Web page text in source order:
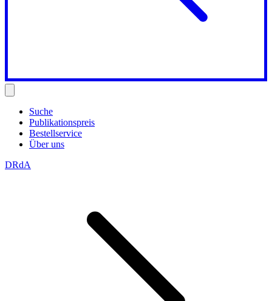
Suche
Publikationspreis
Bestellservice
Über uns
DRdA